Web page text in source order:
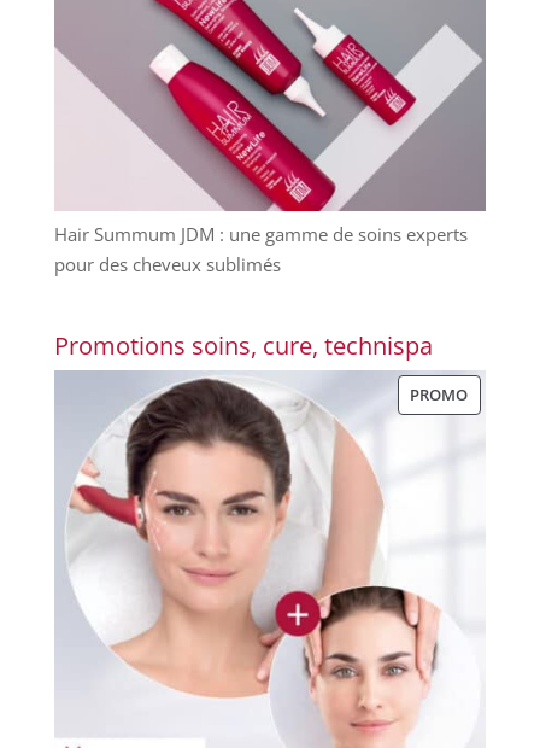
Hair Summum JDM : une gamme de soins experts
pour des cheveux sublimés
Promotions soins, cure, technispa
PROMOPRODUIT